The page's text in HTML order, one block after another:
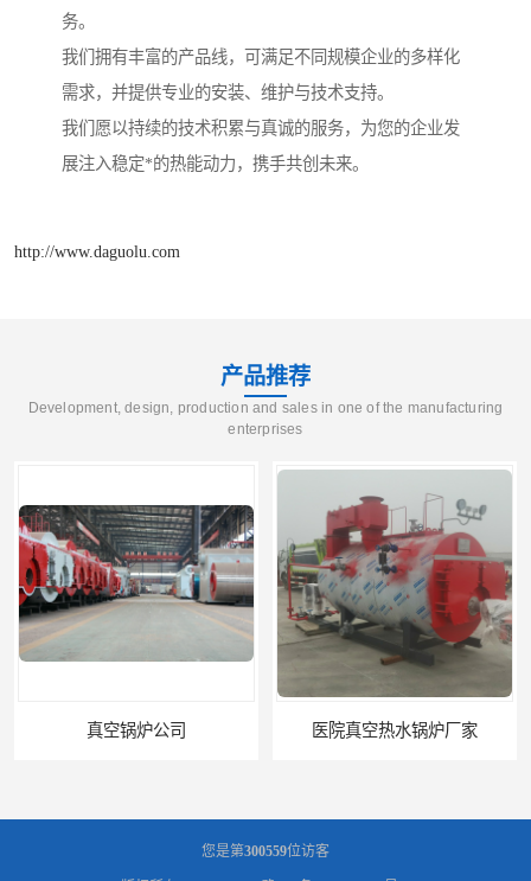
务。
我们拥有丰富的产品线，可满足不同规模企业的多样化
需求，并提供专业的安装、维护与技术支持。
我们愿以持续的技术积累与真诚的服务，为您的企业发
展注入稳定*的热能动力，携手共创未来。
http://www.daguolu.com
产品推荐
Development, design, production and sales in one of the manufacturing
enterprises
医院真空热水锅炉厂家 养殖真空热水锅炉厂商
您是第300559位访客